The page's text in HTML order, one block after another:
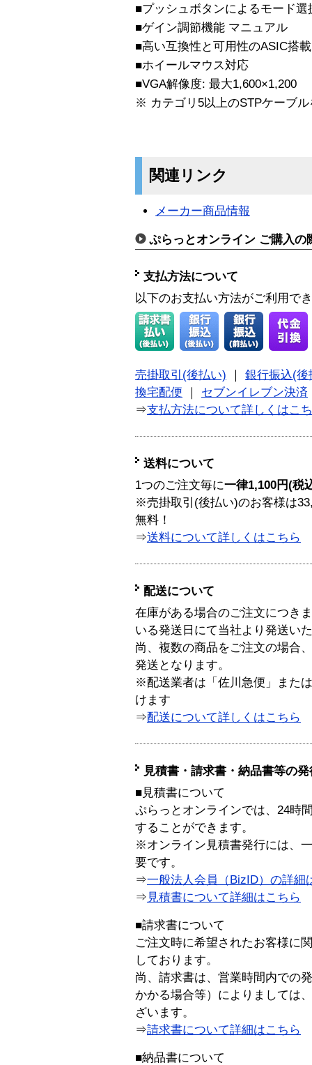
■プッシュボタンによるモード
■ゲイン調節機能 マニュアル
■高い互換性と可用性のASIC搭載
■ホイールマウス対応
■VGA解像度: 最大1,600×1,200
※ カテゴリ5以上のSTPケーブ
関連リンク
メーカー商品情報
ぷらっとオンライン ご購入の
支払方法について
以下のお支払い方法がご利用で
売掛取引(後払い)
銀行振込(後
換宅配便
セブンイレブン決済
⇒支払方法について詳しくはこ
送料について
1つのご注文毎に一律1,100円(税
※売掛取引(後払い)のお客様は
無料！
⇒送料について詳しくはこちら
配送について
在庫がある場合のご注文につき
いる発送日にて当社より発送い
尚、複数の商品をご注文の場合
発送となります。
※配送業者は「佐川急便」また
けます
⇒配送について詳しくはこちら
見積書・請求書・納品書等の
■見積書について
ぷらっとオンラインでは、24時
することができます。
※オンライン見積書発行には、
要です。
⇒一般法人会員（BizID）の詳細
⇒ 見積書について詳細はこちら
■請求書について
ご注文時に希望されたお客様に
しております。
尚、請求書は、営業時間内での
かかる場合等）によりましては
ざいます。
⇒請求書について詳細はこちら
■納品書について